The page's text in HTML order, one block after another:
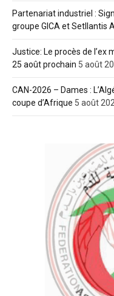
Partenariat industriel :
groupe GICA et Setllantis
Justice: Le procès de l’ex
25 août prochain 5 août
CAN-2026 – Dames :
coupe d’Afrique 5 août